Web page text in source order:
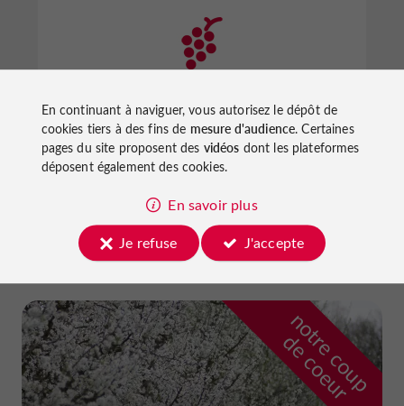
Château La Grave Béchade
Baleyssagues
3.2 km
n
o
t
r
e
c
o
u
p
d
e
c
o
e
u
r
En continuant à naviguer, vous autorisez le dépôt de
cookies tiers à des fins de mesure d'audience. Certaines
pages du site proposent des vidéos dont les plateformes
déposent également des cookies.
En savoir plus
Je refuse
J'accepte